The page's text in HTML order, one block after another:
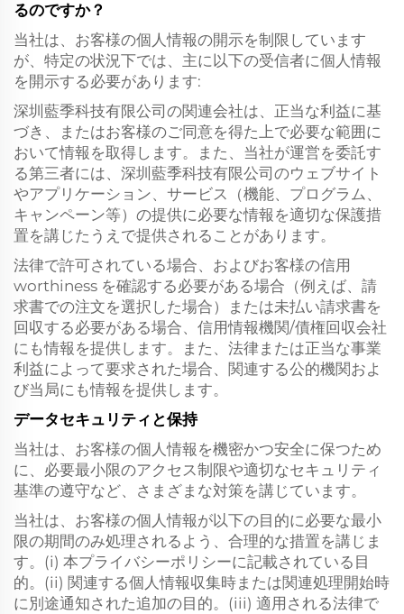
るのですか？
当社は、お客様の個人情報の開示を制限しています
が、特定の状況下では、主に以下の受信者に個人情報
を開示する必要があります:
深圳藍季科技有限公司の関連会社は、正当な利益に基
づき、またはお客様のご同意を得た上で必要な範囲に
おいて情報を取得します。また、当社が運営を委託す
る第三者には、深圳藍季科技有限公司のウェブサイト
やアプリケーション、サービス（機能、プログラム、
キャンペーン等）の提供に必要な情報を適切な保護措
置を講じたうえで提供されることがあります。
法律で許可されている場合、およびお客様の信用
worthiness を確認する必要がある場合（例えば、請
求書での注文を選択した場合）または未払い請求書を
回収する必要がある場合、信用情報機関/債権回収会社
にも情報を提供します。また、法律または正当な事業
利益によって要求された場合、関連する公的機関およ
び当局にも情報を提供します。
データセキュリティと保持
当社は、お客様の個人情報を機密かつ安全に保つため
に、必要最小限のアクセス制限や適切なセキュリティ
基準の遵守など、さまざまな対策を講じています。
当社は、お客様の個人情報が以下の目的に必要な最小
限の期間のみ処理されるよう、合理的な措置を講じま
す。(i) 本プライバシーポリシーに記載されている目
的。(ii) 関連する個人情報収集時または関連処理開始時
に別途通知された追加の目的。(iii) 適用される法律で